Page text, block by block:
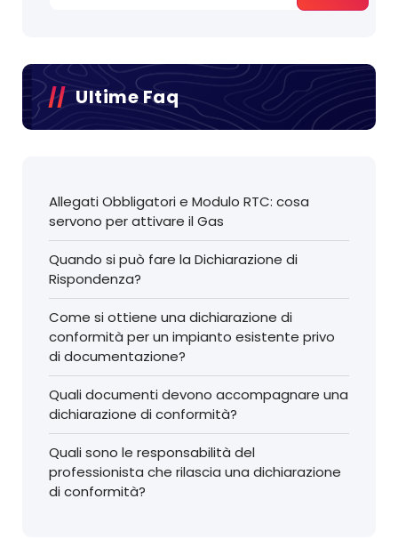
Ultime Faq
Allegati Obbligatori e Modulo RTC: cosa
servono per attivare il Gas
Quando si può fare la Dichiarazione di
Rispondenza?
Come si ottiene una dichiarazione di
conformità per un impianto esistente privo
di documentazione?
Quali documenti devono accompagnare una
dichiarazione di conformità?
Quali sono le responsabilità del
professionista che rilascia una dichiarazione
di conformità?